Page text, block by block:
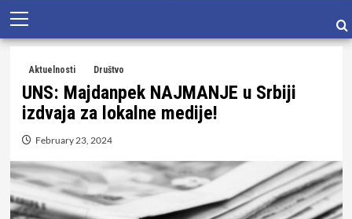
Skip
to
content
Primary
Menu
Aktuelnosti Društvo
UNS: Majdanpek NAJMANJE u Srbiji
izdvaja za lokalne medije!
February 23, 2024